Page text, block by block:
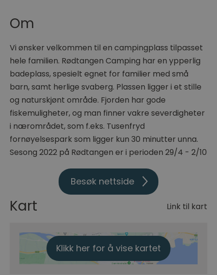
Om
Vi ønsker velkommen til en campingplass tilpasset
hele familien. Rødtangen Camping har en ypperlig
badeplass, spesielt egnet for familier med små
barn, samt herlige svaberg. Plassen ligger i et stille
og naturskjønt område. Fjorden har gode
fiskemuligheter, og man finner vakre severdigheter
i nærområdet, som f.eks. Tusenfryd
fornøyelsespark som ligger kun 30 minutter unna.
Sesong 2022 på Rødtangen er i perioden 29/4 - 2/10
Besøk nettside
Kart Link til kart
Klikk her for å vise kartet